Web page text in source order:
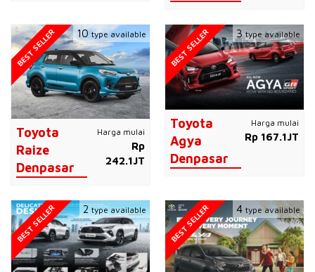
Toyota
Raize
Denpasar
Harga mulai
Rp
242.1JT
BEST SELLER 10 type available
Toyota
Agya
Denpasar
Harga mulai
Rp 167.1JT
BEST SELLER 3type available
BEST SELLER 2type available BEST SELLER 4 type available